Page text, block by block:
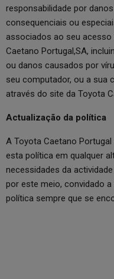
responsabilidade por
consequenciais ou
associados ao seu
Caetano Portugal,SA,
ou danos causados por
seu computador, ou a sua
através do site da Toyota
Actualização da política
A Toyota Caetano
esta política em qualquer
necessidades da
por este meio, convidado
política sempre que se